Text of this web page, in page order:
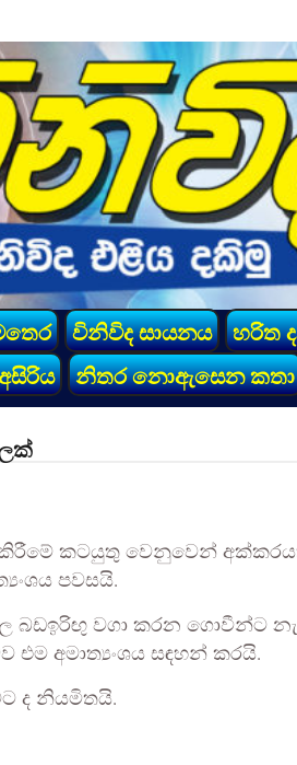
විනිවිද සායනය හරිත
නිතර නොඇසෙන කතා
කටයුතු වෙනුවෙන්
පවසයි.
බඩඉරිඟු වගා කරන ගොවීන්ට
අමාත්‍යංශය සඳහන් කරයි.
ද නියමිතයි.